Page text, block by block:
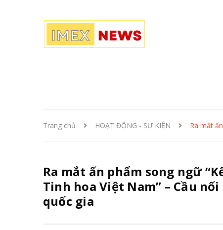
Trang chủ HOẠT ĐỘNG - SỰ KIỆN Ra mắt
Ra mắt ấn phẩm song ngữ
Tinh hoa Việt Nam” – Cầu
quốc gia